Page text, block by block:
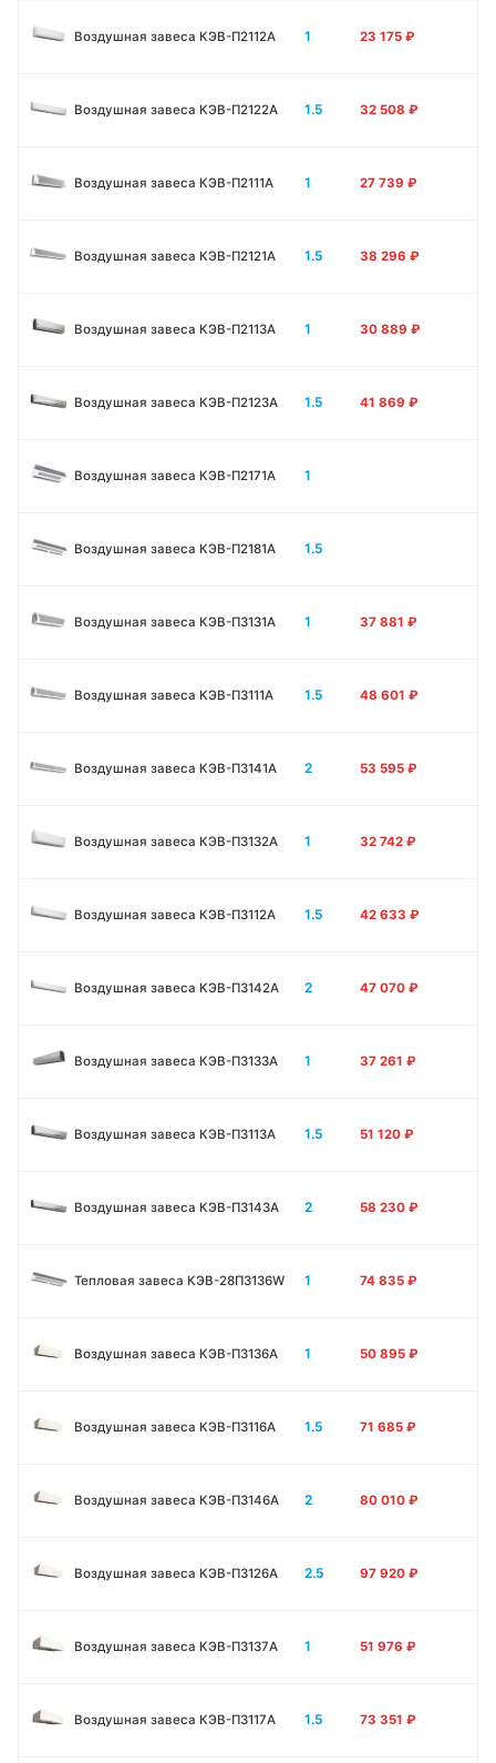
Воздушная завеса КЭВ-П2112А 1 23 175 ₽
Воздушная завеса КЭВ-П2122А 1.5 32 508 ₽
Воздушная завеса КЭВ-П2111A 1 27 739 ₽
Воздушная завеса КЭВ-П2121A 1.5 38 296 ₽
Воздушная завеса КЭВ-П2113A 1 30 889 ₽
Воздушная завеса КЭВ-П2123A 1.5 41 869 ₽
Воздушная завеса КЭВ-П2171A 1
Воздушная завеса КЭВ-П2181A 1.5
Воздушная завеса КЭВ-П3131A 1 37 881 ₽
Воздушная завеса КЭВ-П3111A 1.5 48 601 ₽
Воздушная завеса КЭВ-П3141A 2 53 595 ₽
Воздушная завеса КЭВ-П3132A 1 32 742 ₽
Воздушная завеса КЭВ-П3112A 1.5 42 633 ₽
Воздушная завеса КЭВ-П3142A 2 47 070 ₽
Воздушная завеса КЭВ-П3133А 1 37 261 ₽
Воздушная завеса КЭВ-П3113А 1.5 51 120 ₽
Воздушная завеса КЭВ-П3143А 2 58 230 ₽
Тепловая завеса КЭВ-28П3136W 1 74 835 ₽
Воздушная завеса КЭВ-П3136A 1 50 895 ₽
Воздушная завеса КЭВ-П3116A 1.5 71 685 ₽
Воздушная завеса КЭВ-П3146A 2 80 010 ₽
Воздушная завеса КЭВ-П3126A 2.5 97 920 ₽
Воздушная завеса КЭВ-П3137A 1 51 976 ₽
Воздушная завеса КЭВ-П3117A 1.5 73 351 ₽